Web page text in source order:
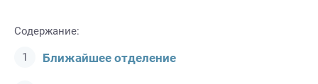
Содержание:
Ближайшее отделение